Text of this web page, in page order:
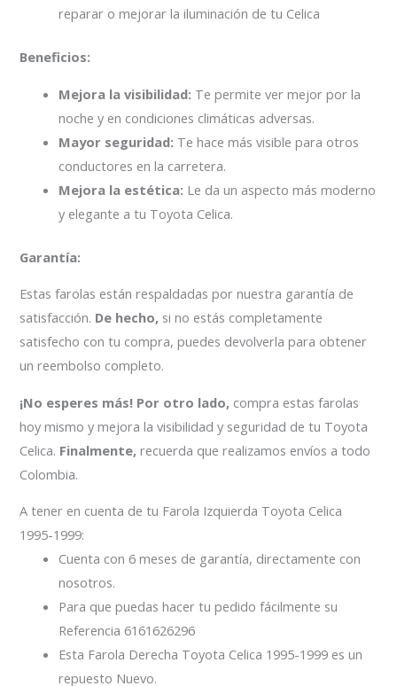
reparar o mejorar la iluminación de tu Celica
Beneficios:
Mejora la visibilidad: Te permite ver mejor por la
noche y en condiciones climáticas adversas.
Mayor seguridad: Te hace más visible para otros
conductores en la carretera.
Mejora la estética: Le da un aspecto más moderno
y elegante a tu Toyota Celica.
Garantía:
Estas farolas están respaldadas por nuestra garantía de
satisfacción. De hecho, si no estás completamente
satisfecho con tu compra, puedes devolverla para obtener
un reembolso completo.
¡No esperes más! Por otro lado, compra estas farolas
hoy mismo y mejora la visibilidad y seguridad de tu Toyota
Celica. Finalmente, recuerda que realizamos envíos a todo
Colombia.
A tener en cuenta de tu Farola Izquierda Toyota Celica
1995-1999:
Cuenta con 6 meses de garantía, directamente con
nosotros.
Para que puedas hacer tu pedido fácilmente su
Referencia 6161626296
Esta Farola Derecha Toyota Celica 1995-1999 es un
repuesto Nuevo.